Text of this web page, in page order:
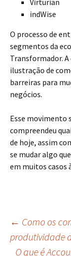
Virturian
indWise
O processo de
segmentos da
Transformador.
ilustração de
barreiras para
negócios.
Esse movimento
compreendeu
de hoje, assim
se mudar algo
em muitos casos
← Como os
produtividade
O que é